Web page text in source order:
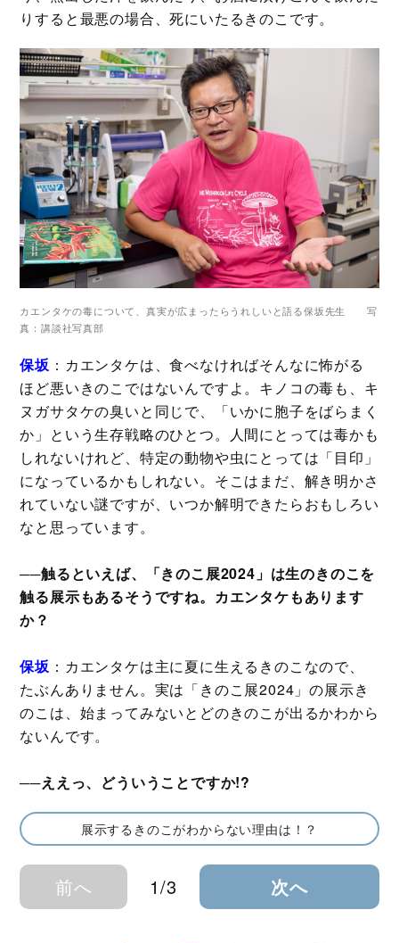
りすると最悪の場合、死にいたるきのこです。
カエンタケの毒について、真実が広まったらうれしいと語る保坂先生 写
真：講談社写真部
保坂 ：カエンタケは、食べなければそんなに怖がる
ほど悪いきのこではないんですよ。キノコの毒も、キ
ヌガサタケの臭いと同じで、「いかに胞子をばらまく
か」という生存戦略のひとつ。人間にとっては毒かも
しれないけれど、特定の動物や虫にとっては「目印」
になっているかもしれない。そこはまだ、解き明かさ
れていない謎ですが、いつか解明できたらおもしろい
なと思っています。
──触るといえば、「きのこ展2024」は生のきのこを
触る展示もあるそうですね。カエンタケもあります
か？
保坂 ：カエンタケは主に夏に生えるきのこなので、
たぶんありません。実は「きのこ展2024」の展示き
のこは、始まってみないとどのきのこが出るかわから
ないんです。
──ええっ、どういうことですか!?
展示するきのこがわからない理由は！？
前へ 1/3 次へ